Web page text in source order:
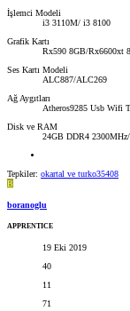
İşlemci Modeli
i3 3110M/ i3 8100
Grafik Kartı
Rx590 8GB/Rx6600xt
Ses Kartı Modeli
ALC887/ALC269
Ağ Aygıtları
Atheros9285 Usb Wifi
Disk ve RAM
24GB DDR4
Tepkiler: okartal ve turko35408
B
boranoglu
APPRENTICE
19 Eki 2019
40
11
71